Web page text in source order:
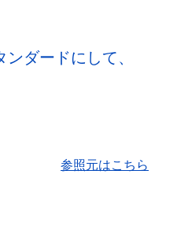
ダードにして、
参照元はこちら